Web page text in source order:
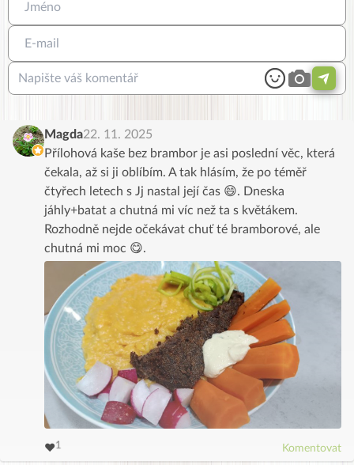
Magda22. 11. 2025
Přílohová kaše bez brambor je asi poslední věc, která
čekala, až si ji oblíbím. A tak hlásím, že po téměř
čtyřech letech s Jj nastal její čas 😄. Dneska
jáhly+batat a chutná mi víc než ta s květákem.
Rozhodně nejde očekávat chuť té bramborové, ale
chutná mi moc 😋.
❤️1
6
8
9
Komentovat